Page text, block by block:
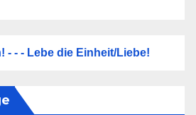
- - - Lebe die Einheit/Liebe!